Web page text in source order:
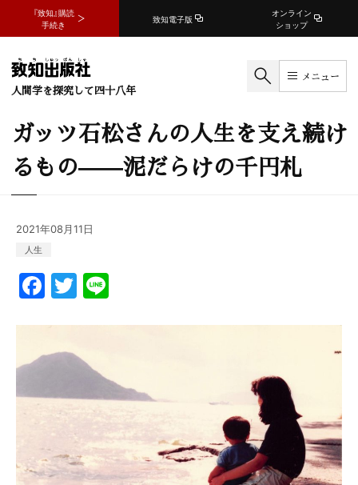
『致知』購読
手続き
致知電子版
オンライン
ショップ
人間学を探究して四十八年
メニュー
ガッツ石松さんの人生を支え続け
るもの——泥だらけの千円札
2021年08月11日
人生
F
a
c
e
b
o
o
k
T
w
itt
er
e